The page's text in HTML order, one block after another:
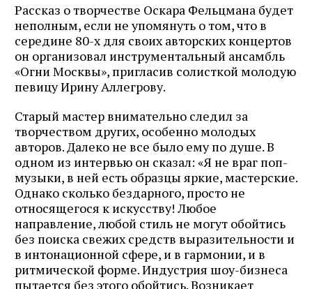
Рассказ о творчестве Оскара Фельцмана будет
неполным, если не упомянуть о том, что в
середине 80-х для своих авторских концертов
он организовал инструментальный ансамбль
«Огни Москвы», пригласив солисткой молодую
певицу Ирину Аллегрову.
Старый мастер внимательно следил за
творчеством других, особенно молодых
авторов. Далеко не все было ему по душе. В
одном из интервью он сказал: «Я не враг поп-
музыки, в ней есть образцы яркие, мастерские.
Однако сколько бездарного, просто не
относящегося к искусству! Любое
направление, любой стиль не могут обойтись
без поиска свежих средств выразительности и
в интонационной сфере, и в гармонии, и в
ритмической форме. Индустрия шоу-бизнеса
пытается без этого обойтись. Возникает